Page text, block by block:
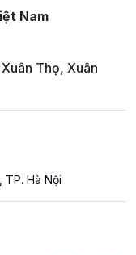
Nam
Thọ, Xuân
TP. Hà Nội